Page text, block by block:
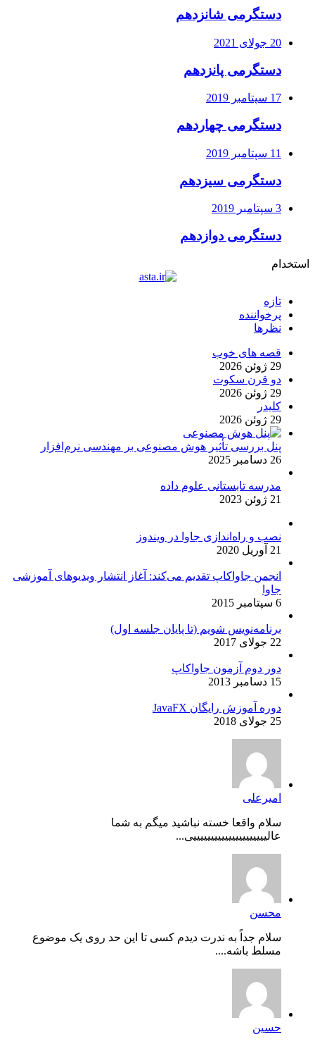
دستگرمی شانزدهم
20 جولای 2021
دستگرمی پانزدهم
17 سپتامبر 2019
دستگرمی چهاردهم
11 سپتامبر 2019
دستگرمی سیزدهم
3 سپتامبر 2019
دستگرمی دوازدهم
استخدام
تازه
پرخواننده
نظرها
قصه های خوب
29 ژوئن 2026
دو قرن سکوت
29 ژوئن 2026
کلیدر
29 ژوئن 2026
پنل بررسی تأثیر هوش مصنوعی بر مهندسی نرم‌افزار
26 دسامبر 2025
مدرسه تابستانی علوم داده
21 ژوئن 2023
نصب و راه‌اندازی جاوا در ویندوز
21 آوریل 2020
انجمن جاواکاپ تقدیم می‌کند: آغاز انتشار ویدیوهای آموزشی
جاوا
6 سپتامبر 2015
برنامه‌نویس شویم (تا پایان جلسه اول)
22 جولای 2017
دور دوم آزمون جاواکاپ
15 دسامبر 2013
دوره آموزش رایگان JavaFX
25 جولای 2018
امیرعلی
سلام واقعا خسته نباشید میگم به شما
عالیییییییییییییییییییییی...
محسن
سلام جداً به ندرت دیدم کسی تا این حد روی یک موضوع
مسلط باشه....
حسین